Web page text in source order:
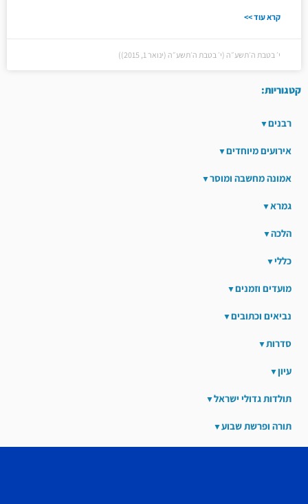
קרא עוד >>
י׳ בטבת ה׳תשע״ה (י׳ בטבת ה׳תשע״ה (ינואר 1, 2015))
קטגוריות:
רבנים
אירועים מיוחדים
אמונה מחשבה ומוסר
גמרא
הלכה
כללי
מועדים וזמנים
נביאים וכתובים
סדרות
עיון
תולדות גדולי ישראל
תורה ופרשת שבוע